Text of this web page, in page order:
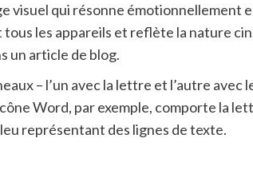
visuel qui résonne
les appareils et reflète la nature
un article de blog.
– l’un avec la lettre et l’autre avec
Word, par exemple, comporte la
représentant des lignes de texte.